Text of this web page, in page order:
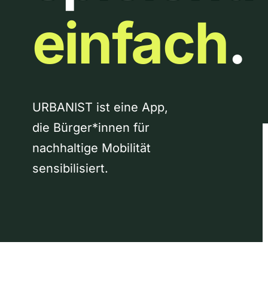
einfach.
URBANIST ist eine App,
die Bürger*innen für
nachhaltige Mobilität
sensibilisiert.